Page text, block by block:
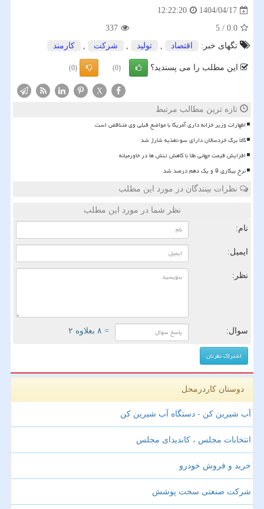
1404/04/17
12:22:20
0.0
/
5
337
تگهای خبر:
اقتصاد , تولید , شركت , كارمند
این مطلب را می پسندید؟ (0)
(0)
X
تازه ترین مطالب مرتبط
اظهارات وزیر خزانه داری آمریکا با مواضع قبلی وی متناقض است
کالا برگ خردسالان دارای سوءتغذیه شارژ شد
افزایش قیمت جهانی طلا با کاهش تنش ها در خاورمیانه
نرخ بیکاری 9 و یک دهم درصد شد
نظرات بینندگان در مورد این مطلب
نظر شما در مورد این مطلب
نام:
ایمیل:
نظر:
سوال: = ۸ بعلاوه ۲
دوستان کاردرمحل
آب شیرین کن - دستگاه آب شیرین کن
انتخابات مجلس ، کاندیدای مجلس
خرید و فروش خودرو
شرکت صنعتی سخت پوشش